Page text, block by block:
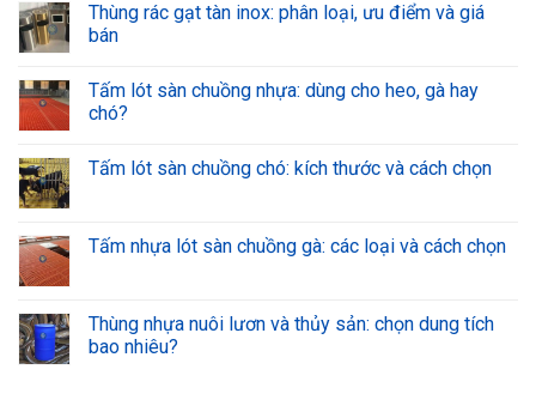
Thùng rác gạt tàn inox: phân loại, ưu điểm và giá
bán
Tấm lót sàn chuồng nhựa: dùng cho heo, gà hay
chó?
Tấm lót sàn chuồng chó: kích thước và cách chọn
Tấm nhựa lót sàn chuồng gà: các loại và cách chọn
Thùng nhựa nuôi lươn và thủy sản: chọn dung tích
bao nhiêu?